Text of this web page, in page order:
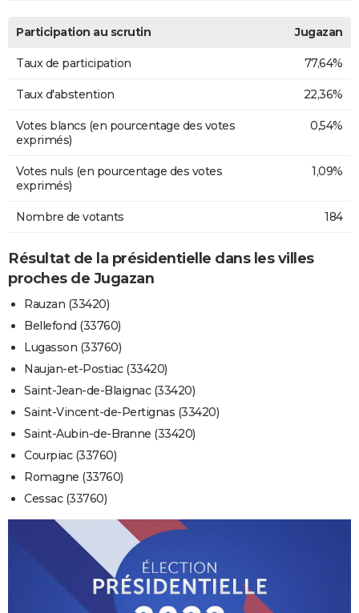
Participation au scrutin Jugazan
Taux de participation 77,64%
Taux d'abstention 22,36%
Votes blancs (en pourcentage des votes
exprimés)
0,54%
Votes nuls (en pourcentage des votes
exprimés)
1,09%
Nombre de votants 184
Résultat de la présidentielle dans les villes
proches de Jugazan
Rauzan (33420)
Bellefond (33760)
Lugasson (33760)
Naujan-et-Postiac (33420)
Saint-Jean-de-Blaignac (33420)
Saint-Vincent-de-Pertignas (33420)
Saint-Aubin-de-Branne (33420)
Courpiac (33760)
Romagne (33760)
Cessac (33760)